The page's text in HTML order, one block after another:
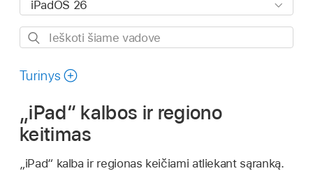
Ieškoti
vadove
Turinys
„iPad“ kalbos ir regiono
keitimas
„iPad“ kalba ir regionas keičiami atliekant sąranką.